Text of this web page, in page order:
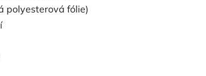
polyesterová fólie)